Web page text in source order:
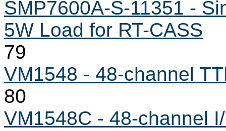
SMP7600A-S-11351 -
5W Load for RT-CASS
79
VM1548 - 48-channel
80
VM1548C - 48-channel